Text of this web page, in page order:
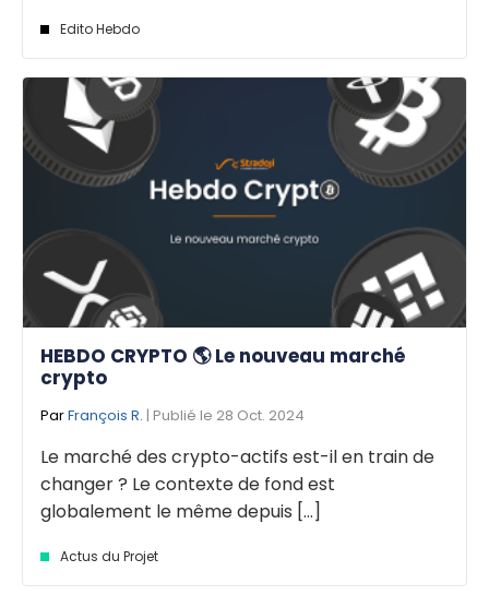
Edito Hebdo
HEBDO CRYPTO 🌎 Le nouveau marché
crypto
ParFrançois R. | Publié le 28 Oct. 2024
Le marché des crypto-actifs est-il en train de
changer ? Le contexte de fond est
globalement le même depuis [...]
Actus du Projet